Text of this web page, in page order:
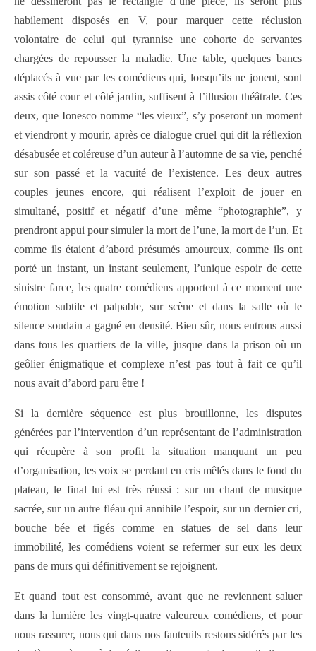
habilement disposés en V, pour marquer cette réclusion
volontaire de celui qui tyrannise une cohorte de servantes
chargées de repousser la maladie. Une table, quelques bancs
déplacés à vue par les comédiens qui, lorsqu’ils ne jouent, sont
assis côté cour et côté jardin, suffisent à l’illusion théâtrale. Ces
deux, que Ionesco nomme “les vieux”, s’y poseront un moment
et viendront y mourir, après ce dialogue cruel qui dit la réflexion
désabusée et coléreuse d’un auteur à l’automne de sa vie, penché
sur son passé et la vacuité de l’existence. Les deux autres
couples jeunes encore, qui réalisent l’exploit de jouer en
simultané, positif et négatif d’une même “photographie”, y
prendront appui pour simuler la mort de l’une, la mort de l’un. Et
comme ils étaient d’abord présumés amoureux, comme ils ont
porté un instant, un instant seulement, l’unique espoir de cette
sinistre farce, les quatre comédiens apportent à ce moment une
émotion subtile et palpable, sur scène et dans la salle où le
silence soudain a gagné en densité. Bien sûr, nous entrons aussi
dans tous les quartiers de la ville, jusque dans la prison où un
geôlier énigmatique et complexe n’est pas tout à fait ce qu’il
nous avait d’abord paru être !
Si la dernière séquence est plus brouillonne, les disputes
générées par l’intervention d’un représentant de l’administration
qui récupère à son profit la situation manquant un peu
d’organisation, les voix se perdant en cris mêlés dans le fond du
plateau, le final lui est très réussi : sur un chant de musique
sacrée, sur un autre fléau qui annihile l’espoir, sur un dernier cri,
bouche bée et figés comme en statues de sel dans leur
immobilité, les comédiens voient se refermer sur eux les deux
pans de murs qui définitivement se rejoignent.
Et quand tout est consommé, avant que ne reviennent saluer
dans la lumière les vingt-quatre valeureux comédiens, et pour
nous rassurer, nous qui dans nos fauteuils restons sidérés par les